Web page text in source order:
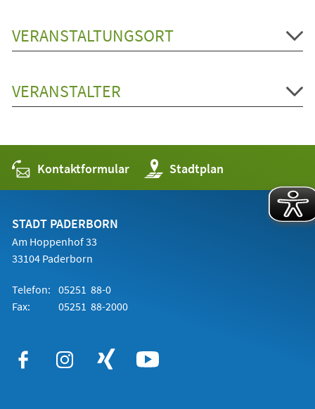
VERANSTALTUNGSORT
VERANSTALTER
Kontaktformular Stadtplan
(Öffnet
in
einem
STADT PADERBORN
Am Hoppenhof 33
33104 Paderborn
Telefon: 05251 88-0
Fax:
05251 88-2000